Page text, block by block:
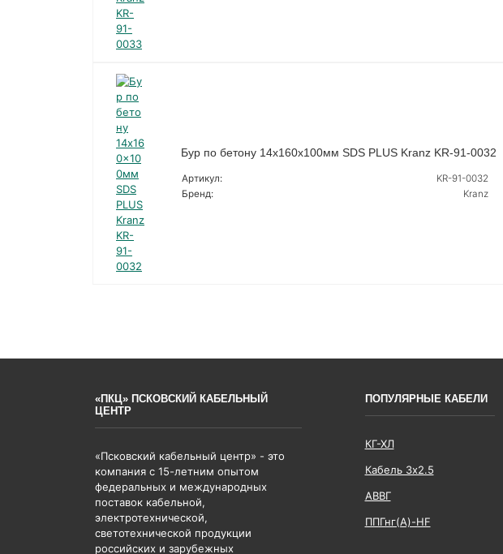
Бур по бетону 14x160x100мм SDS PLUS Kranz KR-91-0032
Артикул:
KR-91-0032
Бренд:
Kranz
«ПКЦ» ПСКОВСКИЙ КАБЕЛЬНЫЙ
ЦЕНТР
«Псковский кабельный центр» - это
компания с 15-летним опытом
федеральных и международных
поставок кабельной,
электротехнической,
светотехнической продукции
российских и зарубежных
ПОПУЛЯРНЫЕ КАБЕЛИ
КГ-ХЛ
Кабель 3x2.5
АВВГ
ППГнг(А)-HF